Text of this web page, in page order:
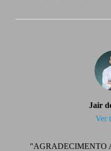
"AGRADECIMENTO
Jair
Ver